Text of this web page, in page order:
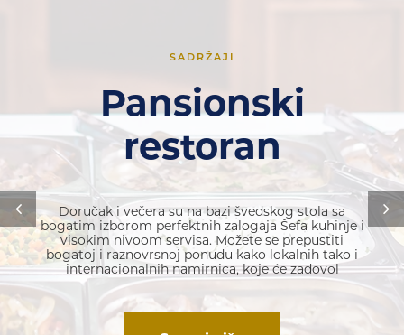
SADRŽAJI
Pansionski
restoran
Doručak i večera su na bazi švedskog stola sa
bogatim izborom perfektnih zalogaja Šefa kuhinje i
visokim nivoom servisa. Možete se prepustiti
bogatoj i raznovrsnoj ponudu kako lokalnih tako i
internacionalnih namirnica, koje će zadovol